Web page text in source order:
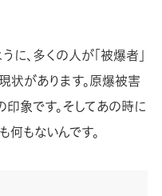
、多くの人が「被爆者」
状があります。原爆被害
象です。そしてあの時に
もないんです。